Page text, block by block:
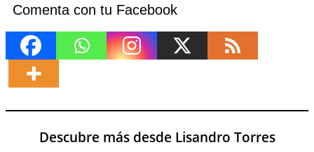
Comenta con tu Facebook
Descubre más desde Lisandro Torres